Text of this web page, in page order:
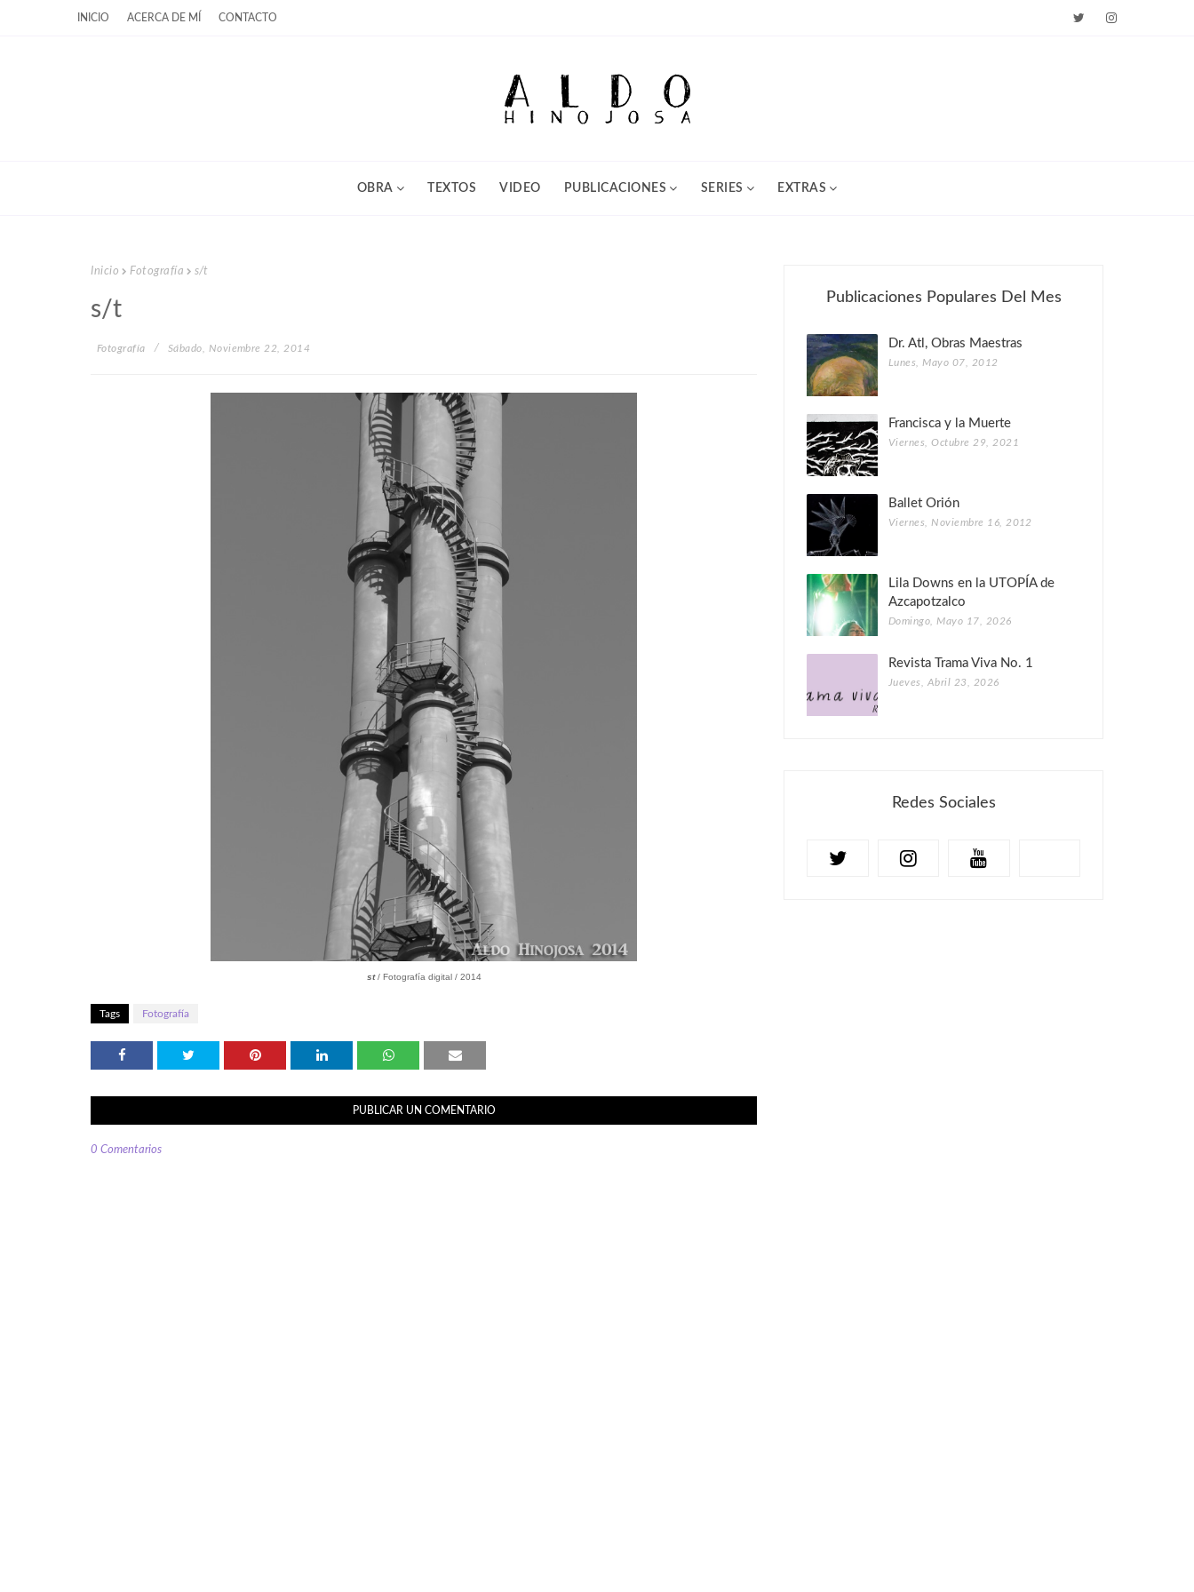
INICIO ACERCA DE MÍ CONTACTO
OBRA TEXTOS VIDEO PUBLICACIONES SERIES EXTRAS
Inicio Fotografía s/t
s/t
Fotografía Sábado, Noviembre 22, 2014
st/ Fotografía digital / 2014
Tags Fotografía
PUBLICAR UN COMENTARIO
0 Comentarios
Publicaciones Populares Del Mes
Dr. Atl, Obras Maestras
Lunes, Mayo 07, 2012
Francisca y la Muerte
Viernes, Octubre 29, 2021
Ballet Orión
Viernes, Noviembre 16, 2012
Lila Downs en la UTOPÍA de
Azcapotzalco
Domingo, Mayo 17, 2026
Revista Trama Viva No. 1
Jueves, Abril 23, 2026
Redes Sociales